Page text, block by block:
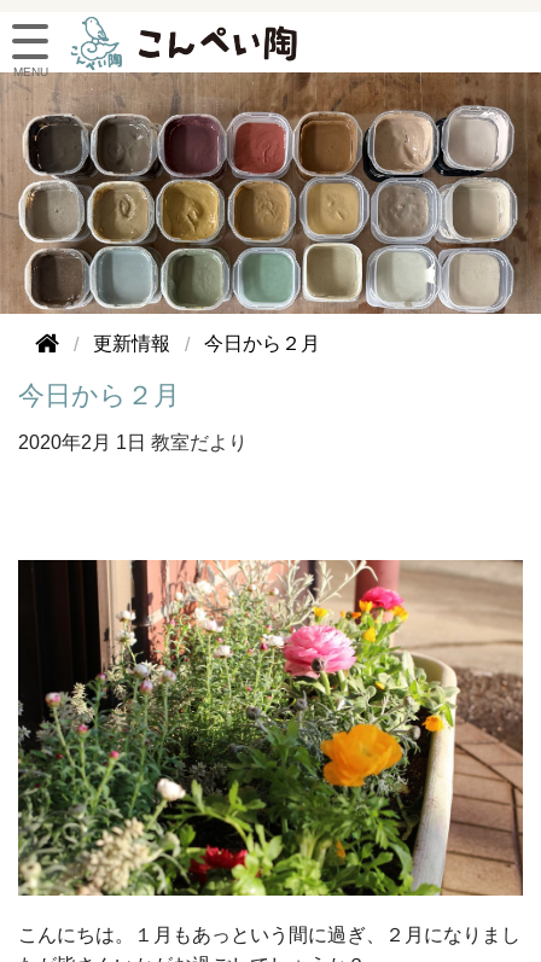
更新情報 今日から２月
今日から２月
2020年2月 1日 教室だより
こんにちは。１月もあっという間に過ぎ、２月になりまし